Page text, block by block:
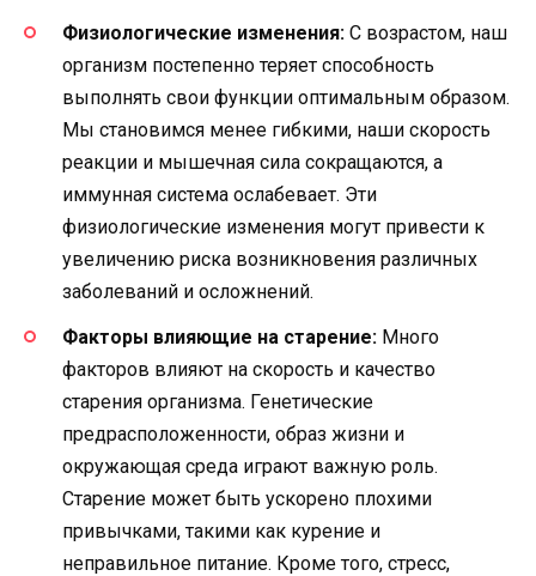
Физиологические изменения: С возрастом, наш
организм постепенно теряет способность
выполнять свои функции оптимальным образом.
Мы становимся менее гибкими, наши скорость
реакции и мышечная сила сокращаются, а
иммунная система ослабевает. Эти
физиологические изменения могут привести к
увеличению риска возникновения различных
заболеваний и осложнений.
Факторы влияющие на старение: Много
факторов влияют на скорость и качество
старения организма. Генетические
предрасположенности, образ жизни и
окружающая среда играют важную роль.
Старение может быть ускорено плохими
привычками, такими как курение и
неправильное питание. Кроме того, стресс,